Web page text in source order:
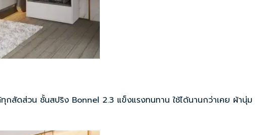
สัดส่วน ชั้นสปริง Bonnel 2.3 แข็งแรงทนทาน ใช้ได้นานกว่าเคย ผ้านุ่ม